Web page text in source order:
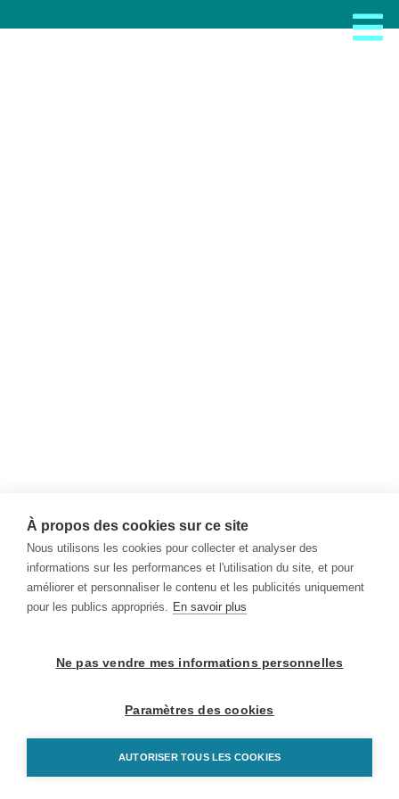
À propos des cookies sur ce site
Nous utilisons les cookies pour collecter et analyser des
informations sur les performances et l'utilisation du site, et pour
améliorer et personnaliser le contenu et les publicités uniquement
pour les publics appropriés. En savoir plus
Ne pas vendre mes informations personnelles
Paramètres des cookies
AUTORISER TOUS LES COOKIES